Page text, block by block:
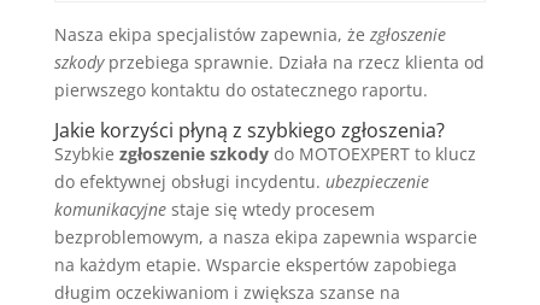
Nasza ekipa specjalistów zapewnia, że zgłoszenie
szkodyprzebiega sprawnie. Działa na rzecz klienta od
pierwszego kontaktu do ostatecznego raportu.
Jakie korzyści płyną z szybkiego zgłoszenia?
Szybkie zgłoszenie szkodydo MOTOEXPERT to klucz
do efektywnej obsługi incydentu. ubezpieczenie
komunikacyjnestaje się wtedy procesem
bezproblemowym, a nasza ekipa zapewnia wsparcie
na każdym etapie. Wsparcie ekspertów zapobiega
długim oczekiwaniom i zwiększa szanse na